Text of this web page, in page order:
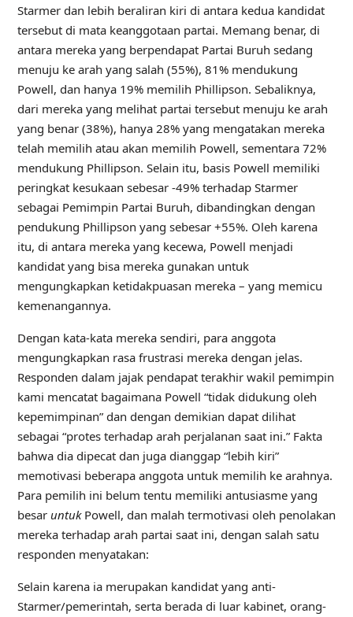
Starmer dan lebih beraliran kiri di antara kedua kandidat
tersebut di mata keanggotaan partai. Memang benar, di
antara mereka yang berpendapat Partai Buruh sedang
menuju ke arah yang salah (55%), 81% mendukung
Powell, dan hanya 19% memilih Phillipson. Sebaliknya,
dari mereka yang melihat partai tersebut menuju ke arah
yang benar (38%), hanya 28% yang mengatakan mereka
telah memilih atau akan memilih Powell, sementara 72%
mendukung Phillipson. Selain itu, basis Powell memiliki
peringkat kesukaan sebesar -49% terhadap Starmer
sebagai Pemimpin Partai Buruh, dibandingkan dengan
pendukung Phillipson yang sebesar +55%. Oleh karena
itu, di antara mereka yang kecewa, Powell menjadi
kandidat yang bisa mereka gunakan untuk
mengungkapkan ketidakpuasan mereka – yang memicu
kemenangannya.
Dengan kata-kata mereka sendiri, para anggota
mengungkapkan rasa frustrasi mereka dengan jelas.
Responden dalam jajak pendapat terakhir wakil pemimpin
kami mencatat bagaimana Powell “tidak didukung oleh
kepemimpinan” dan dengan demikian dapat dilihat
sebagai “protes terhadap arah perjalanan saat ini.” Fakta
bahwa dia dipecat dan juga dianggap “lebih kiri”
memotivasi beberapa anggota untuk memilih ke arahnya.
Para pemilih ini belum tentu memiliki antusiasme yang
besar untuk Powell, dan malah termotivasi oleh penolakan
mereka terhadap arah partai saat ini, dengan salah satu
responden menyatakan:
Selain karena ia merupakan kandidat yang anti-
Starmer/pemerintah, serta berada di luar kabinet, orang-